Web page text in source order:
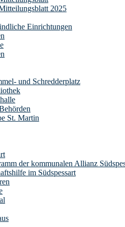
2025
Einrichtungen
und Schredderplatz
St. Martin
der kommunalen Allianz
im Südspessart